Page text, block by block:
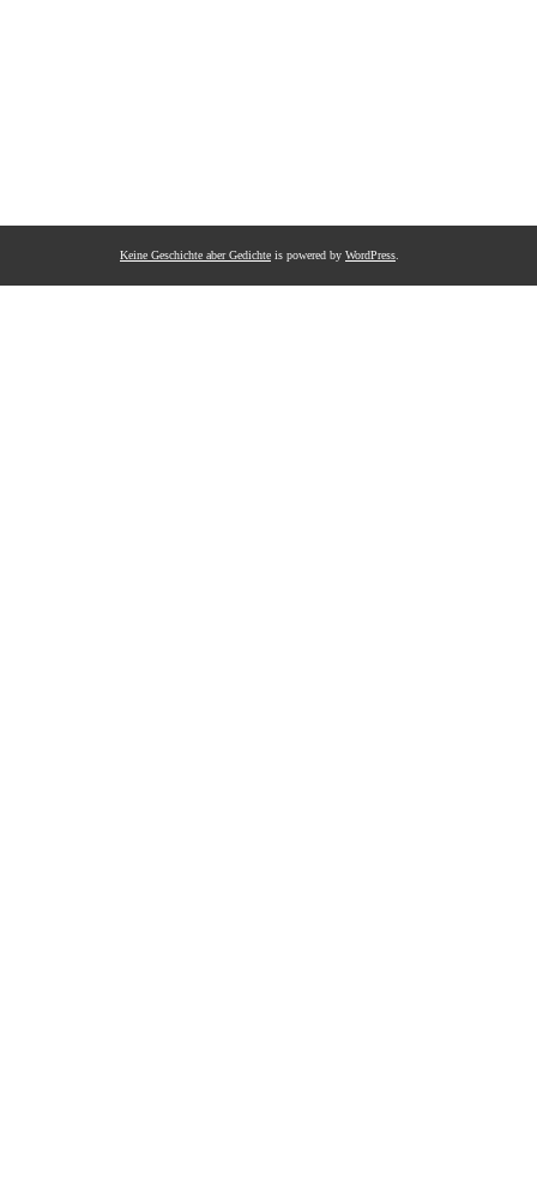
Keine Geschichte aber Gedichte is powered by WordPress